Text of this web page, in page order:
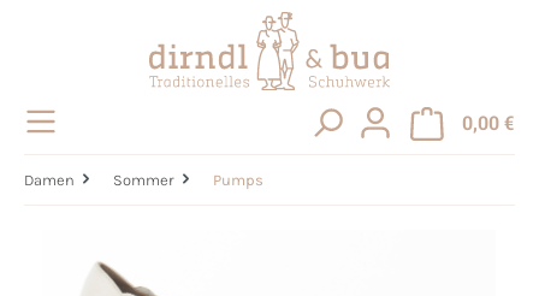
0,00 €
Damen Sommer Pumps